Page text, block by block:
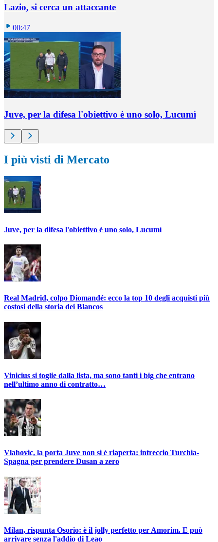
Lazio, si cerca un attaccante
00:47
Juve, per la difesa l'obiettivo è uno solo, Lucumì
I più visti di Mercato
Juve, per la difesa l'obiettivo è uno solo, Lucumì
Real Madrid, colpo Diomandé: ecco la top 10 degli acquisti più
costosi della storia dei Blancos
Vinicius si toglie dalla lista, ma sono tanti i big che entrano
nell’ultimo anno di contratto…
Vlahovic, la porta Juve non si è riaperta: intreccio Turchia-
Spagna per prendere Dusan a zero
Milan, rispunta Osorio: è il jolly perfetto per Amorim. E può
arrivare senza l'addio di Leao